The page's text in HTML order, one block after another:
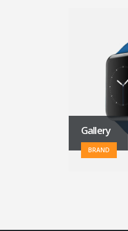
Large Slider
BRAND